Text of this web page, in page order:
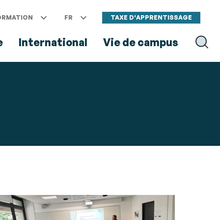
FR TAXE D'APPRENTISSAGE
International Vie de campus